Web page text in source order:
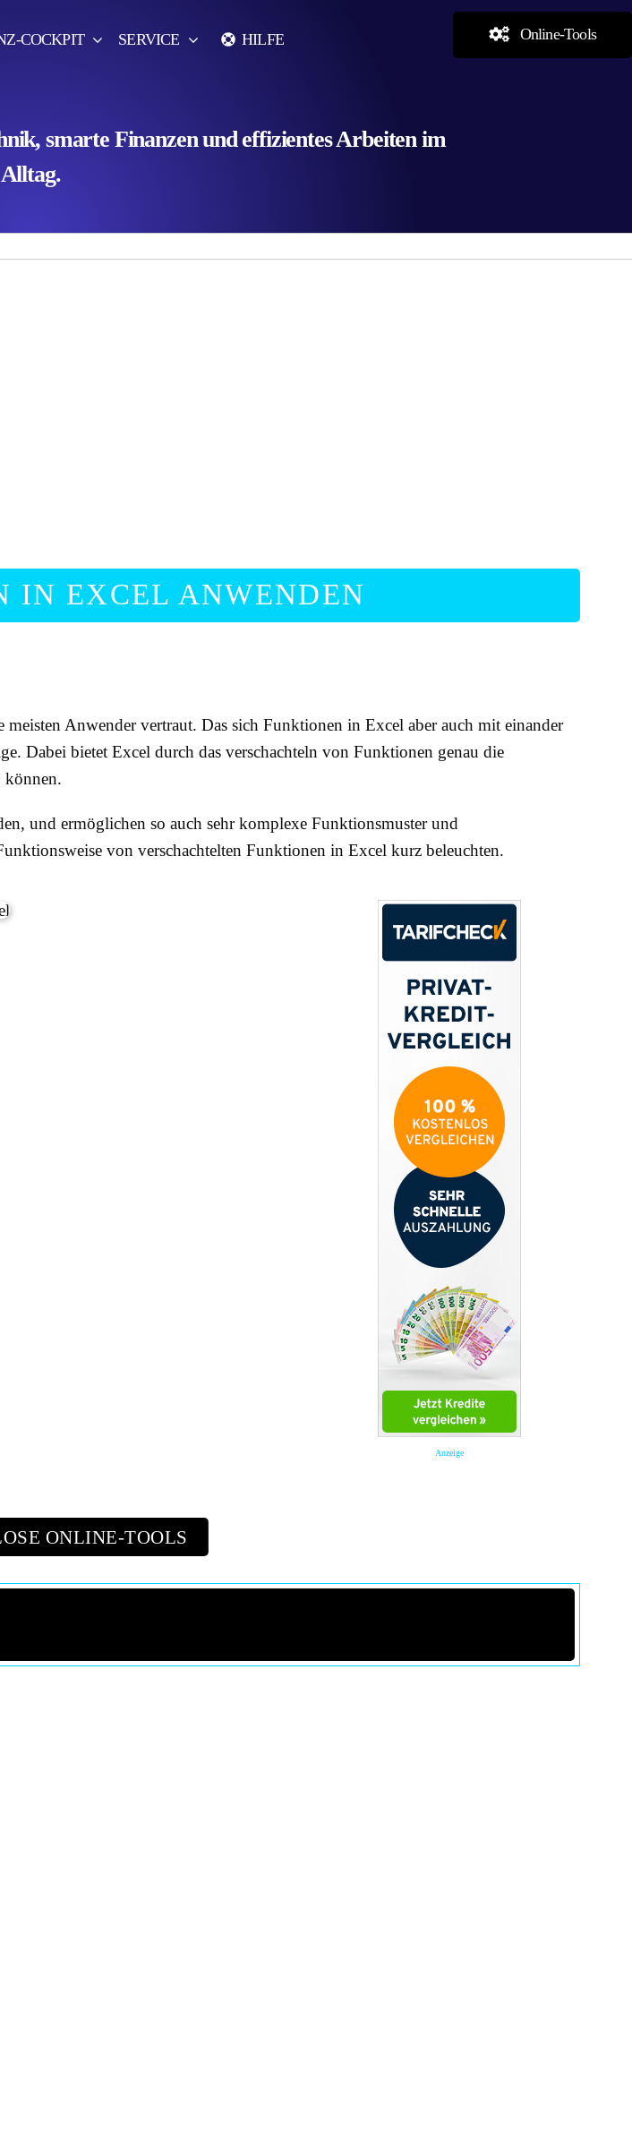
COCKPIT SERVICE HILFE Online-Tools
smarte Finanzen und effizientes Arbeiten im
Alltag.
IN EXCEL ANWENDEN
Anwender vertraut. Das sich Funktionen in Excel aber auch mit einander
Dabei bietet Excel durch das verschachteln von Funktionen genau die
können.
und ermöglichen so auch sehr komplexe Funktionsmuster und
von verschachtelten Funktionen in Excel kurz beleuchten.
Anzeige
ONLINE-TOOLS